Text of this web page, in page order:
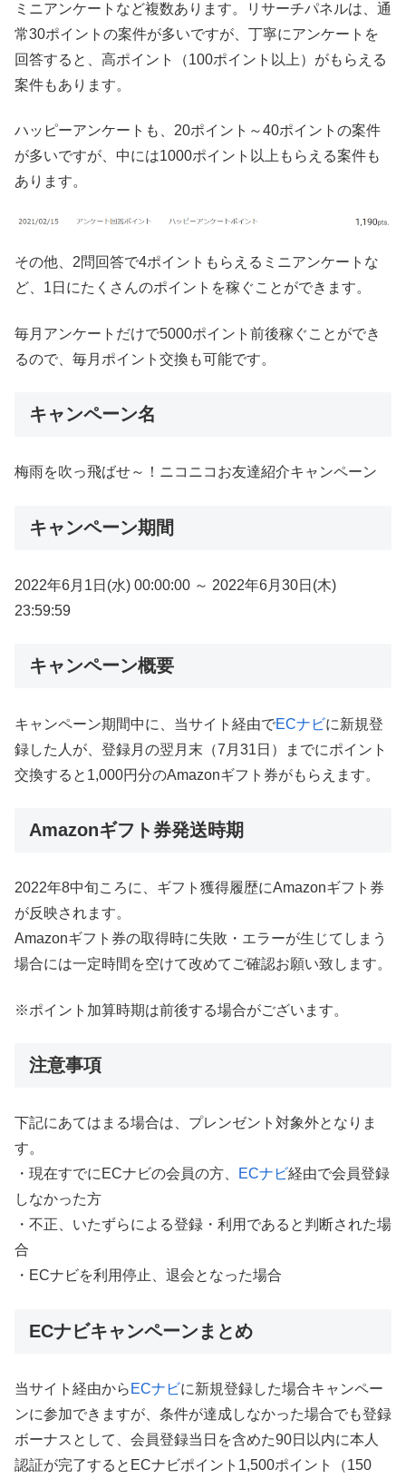
ミニアンケートなど複数あります。リサーチパネルは、通
常30ポイントの案件が多いですが、丁寧にアンケートを
回答すると、高ポイント（100ポイント以上）がもらえる
案件もあります。
ハッピーアンケートも、20ポイント～40ポイントの案件
が多いですが、中には1000ポイント以上もらえる案件も
あります。
その他、2問回答で4ポイントもらえるミニアンケートな
ど、1日にたくさんのポイントを稼ぐことができます。
毎月アンケートだけで5000ポイント前後稼ぐことができ
るので、毎月ポイント交換も可能です。
キャンペーン名
梅雨を吹っ飛ばせ～！ニコニコお友達紹介キャンペーン
キャンペーン期間
2022年6月1日(水) 00:00:00 ～ 2022年6月30日(木)
23:59:59
キャンペーン概要
キャンペーン期間中に、当サイト経由でECナビに新規登
録した人が、登録月の翌月末（7月31日）までにポイント
交換すると1,000円分のAmazonギフト券がもらえます。
Amazonギフト券発送時期
2022年8中旬ころに、ギフト獲得履歴にAmazonギフト券
が反映されます。
Amazonギフト券の取得時に失敗・エラーが生じてしまう
場合には一定時間を空けて改めてご確認お願い致します。
※ポイント加算時期は前後する場合がございます。
注意事項
下記にあてはまる場合は、プレンゼント対象外となりま
す。
・現在すでにECナビの会員の方、
ECナビ経由で会員登録
しなかった方
・不正、いたずらによる登録・利用であると判断された場
合
・ECナビを利用停止、退会となった場合
ECナビキャンペーンまとめ
当サイト経由から ECナビに新規登録した場合キャンペー
ンに参加できますが、条件が達成しなかった場合でも登録
ボーナスとして、会員登録当日を含めた90日以内に本人
認証が完了するとECナビポイント1,500ポイント（150